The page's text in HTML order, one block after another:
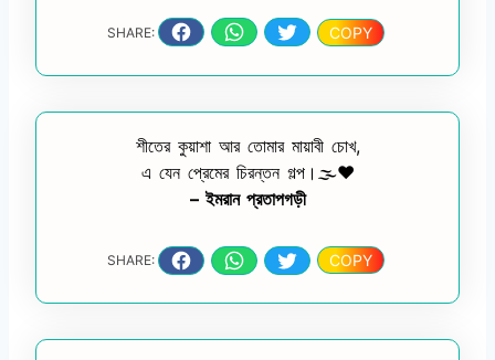
SHARE: COPY
শীতের কুয়াশা আর তোমার মায়াবী চোখ,
এ যেন প্রেমের চিরন্তন গল্প।🌫️❤️
– ইমরান প্রতাপগড়ী
SHARE: COPY